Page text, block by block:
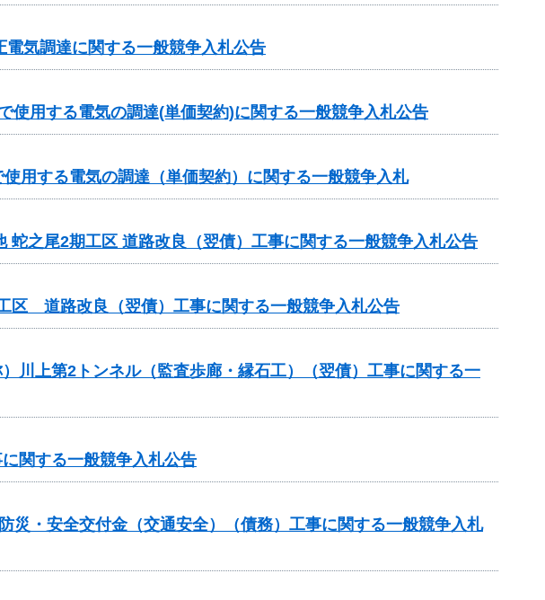
気調達に関する一般競争入札公告
用する電気の調達(単価契約)に関する一般競争入札公告
用する電気の調達（単価契約）に関する一般競争入札
之尾2期工区 道路改良（翌債）工事に関する一般競争入札公告
道路改良（翌債）工事に関する一般競争入札公告
川上第2トンネル（監査歩廊・縁石工）（翌債）工事に関する一
関する一般競争入札公告
・安全交付金（交通安全）（債務）工事に関する一般競争入札